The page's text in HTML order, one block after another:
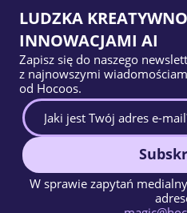
LUDZKA
INNOWACJAMI AI
Zapisz się do naszego
z najnowszymi
od Hocoos.
W sprawie zapytań